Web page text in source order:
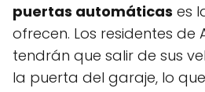
puertas automáticas es
ofrecen. Los residentes de
tendrán que salir de sus
la puerta del garaje, lo